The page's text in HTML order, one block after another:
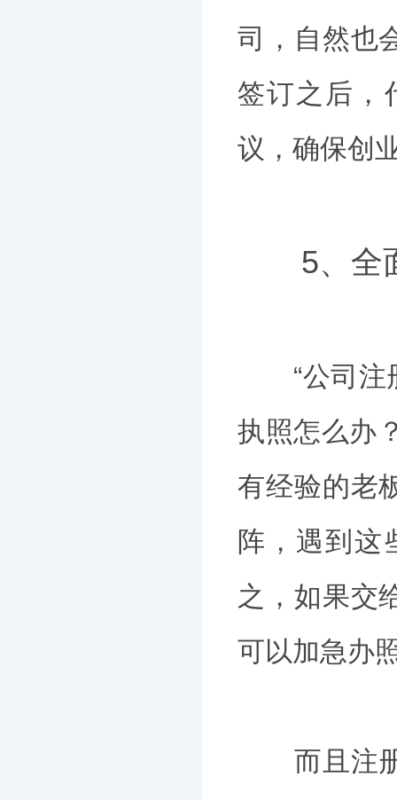
司，自然也
签订之后，
议，确保创
5、全
“公司注册
执照怎么办
有经验的老
阵，遇到这
之，如果交
可以加急办
而且注册